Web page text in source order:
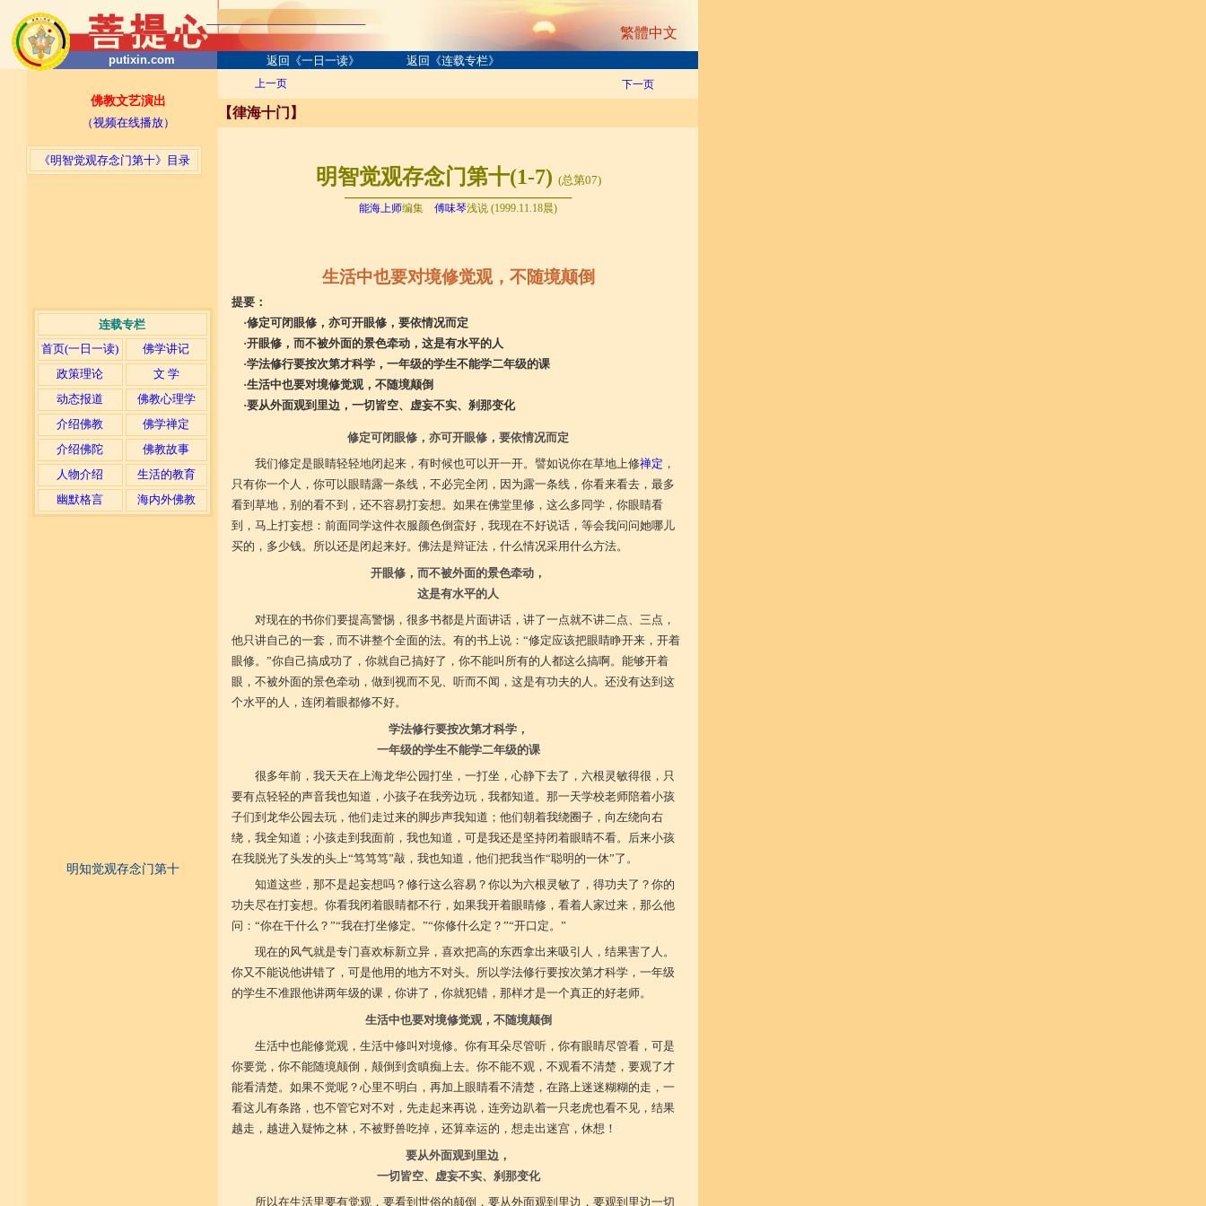
《明智觉观存念门第十》目录
putixin.com 返回《一日一读》 返回《连载专栏》
佛教文艺演出
（视频在线播放）
连载专栏
首页(一日一读)
佛学讲记
政策理论
文 学
动态报道
佛教心理学
介绍佛教
佛学禅定
介绍佛陀
佛教故事
人物介绍
生活的教育
幽默格言
海内外佛教
上一页 下一页
【律海十门】
明智觉观存念门第十(1-7) (总第07)
───────────────────────
能海上师编集 傅味琴浅说 (1999.11.18晨)
生活中也要对境修觉观，不随境颠倒
提要：
·修定可闭眼修，亦可开眼修，要依情况而定
·开眼修，而不被外面的景色牵动，这是有水平的人
·学法修行要按次第才科学，一年级的学生不能学二年级的课
·生活中也要对境修觉观，不随境颠倒
·要从外面观到里边，一切皆空、虚妄不实、刹那变化
修定可闭眼修，亦可开眼修，要依情况而定
我们修定是眼睛轻轻地闭起来，有时候也可以开一开。譬如说你在草地上修禅定 ，
只有你一个人，你可以眼睛露一条线，不必完全闭，因为露一条线，你看来看去，最多
看到草地，别的看不到，还不容易打妄想。如果在佛堂里修，这么多同学，你眼睛看
到，马上打妄想：前面同学这件衣服颜色倒蛮好，我现在不好说话，等会我问问她哪儿
买的，多少钱。所以还是闭起来好。佛法是辩证法，什么情况采用什么方法。
开眼修，而不被外面的景色牵动，
这是有水平的人
对现在的书你们要提高警惕，很多书都是片面讲话，讲了一点就不讲二点、三点，
他只讲自己的一套，而不讲整个全面的法。有的书上说：“修定应该把眼睛睁开来，开着
眼修。”你自己搞成功了，你就自己搞好了，你不能叫所有的人都这么搞啊。能够开着
眼，不被外面的景色牵动，做到视而不见、听而不闻，这是有功夫的人。还没有达到这
个水平的人，连闭着眼都修不好。
学法修行要按次第才科学，
一年级的学生不能学二年级的课
很多年前，我天天在上海龙华公园打坐，一打坐，心静下去了，六根灵敏得很，只
要有点轻轻的声音我也知道，小孩子在我旁边玩，我都知道。那一天学校老师陪着小孩
子们到龙华公园去玩，他们走过来的脚步声我知道；他们朝着我绕圈子，向左绕向右
绕，我全知道；小孩走到我面前，我也知道，可是我还是坚持闭着眼睛不看。后来小孩
在我脱光了头发的头上“笃笃笃”敲，我也知道，他们把我当作“聪明的一休”了。
知道这些，那不是起妄想吗？修行这么容易？你以为六根灵敏了，得功夫了？你的
功夫尽在打妄想。你看我闭着眼睛都不行，如果我开着眼睛修，看着人家过来，那么他
问：“你在干什么？”“我在打坐修定。”“你修什么定？”“开口定。”
现在的风气就是专门喜欢标新立异，喜欢把高的东西拿出来吸引人，结果害了人。
你又不能说他讲错了，可是他用的地方不对头。所以学法修行要按次第才科学，一年级
的学生不准跟他讲两年级的课，你讲了，你就犯错，那样才是一个真正的好老师。
生活中也要对境修觉观，不随境颠倒
生活中也能修觉观，生活中修叫对境修。你有耳朵尽管听，你有眼睛尽管看，可是
你要觉，你不能随境颠倒，颠倒到贪瞋痴上去。你不能不观，不观看不清楚，要观了才
能看清楚。如果不觉呢？心里不明白，再加上眼睛看不清楚，在路上迷迷糊糊的走，一
看这儿有条路，也不管它对不对，先走起来再说，连旁边趴着一只老虎也看不见，结果
越走，越进入疑怖之林，不被野兽吃掉，还算幸运的，想走出迷宫，休想！
要从外面观到里边，
一切皆空、虚妄不实、刹那变化
所以在生活里要有觉观，要看到世俗的颠倒，要从外面观到里边，要观到里边一切
繁體中文
明知觉观存念门第十